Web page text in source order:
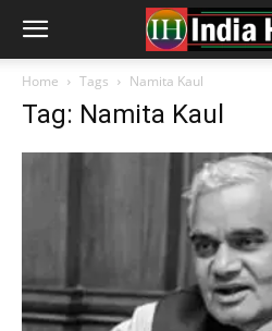
Home Tags Namita Kaul
Tag: Namita Kaul